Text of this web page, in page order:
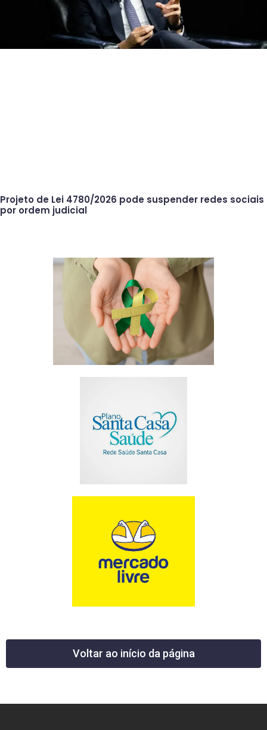
Projeto de Lei 4780/2026 pode suspender redes sociais
por ordem judicial
Voltar ao início da página